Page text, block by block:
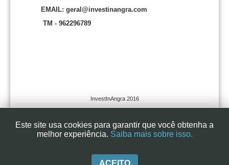
EMAIL: geral@investinangra.com
TM - 962296789
InvestInAngra 2016
Este site usa cookies para garantir que você obtenha a
melhor experiência. Saiba mais sobre isso.
ACEITO